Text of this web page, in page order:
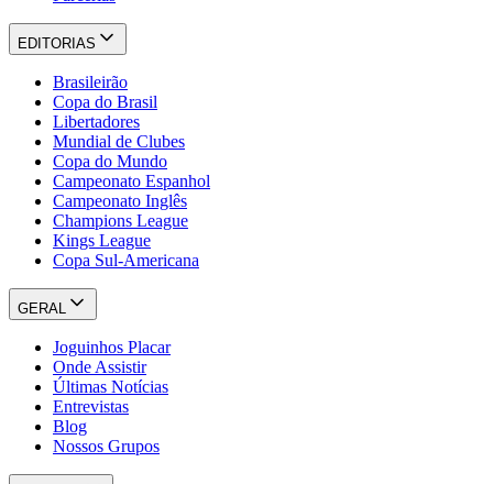
EDITORIAS
Brasileirão
Copa do Brasil
Libertadores
Mundial de Clubes
Copa do Mundo
Campeonato Espanhol
Campeonato Inglês
Champions League
Kings League
Copa Sul-Americana
GERAL
Joguinhos Placar
Onde Assistir
Últimas Notícias
Entrevistas
Blog
Nossos Grupos